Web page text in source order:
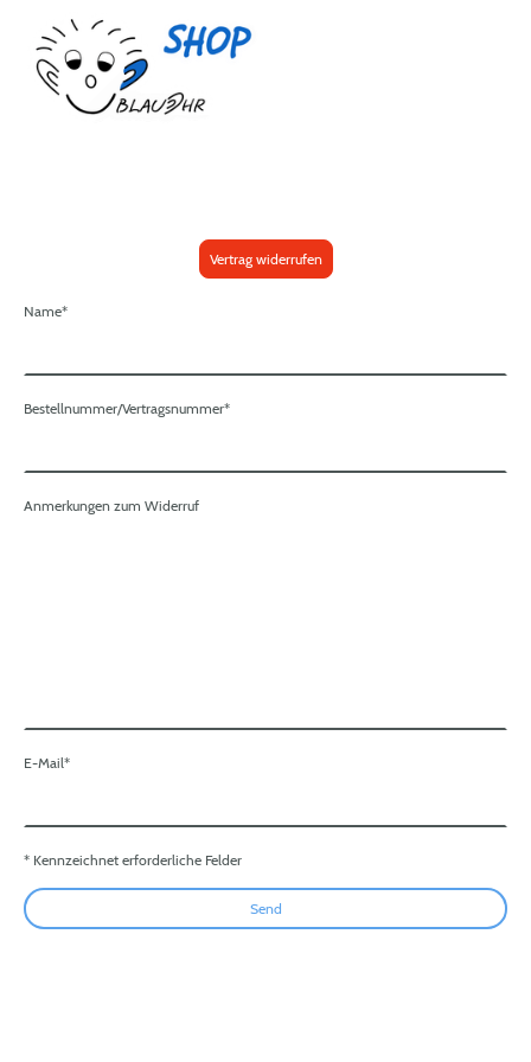
Vertrag widerrufen
Name*
Bestellnummer/Vertragsnummer*
Anmerkungen zum Widerruf
E-Mail*
* Kennzeichnet erforderliche Felder
Send